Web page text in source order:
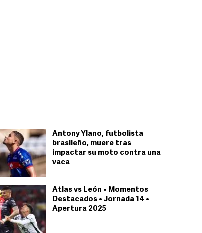
Antony Ylano, futbolista
brasileño, muere tras
impactar su moto contra una
vaca
Atlas vs León • Momentos
Destacados • Jornada 14 •
Apertura 2025